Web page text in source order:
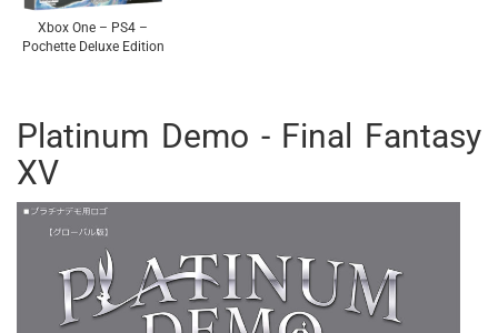
Xbox One – PS4 –
Pochette Deluxe Edition
Platinum Demo - Final Fantasy
XV